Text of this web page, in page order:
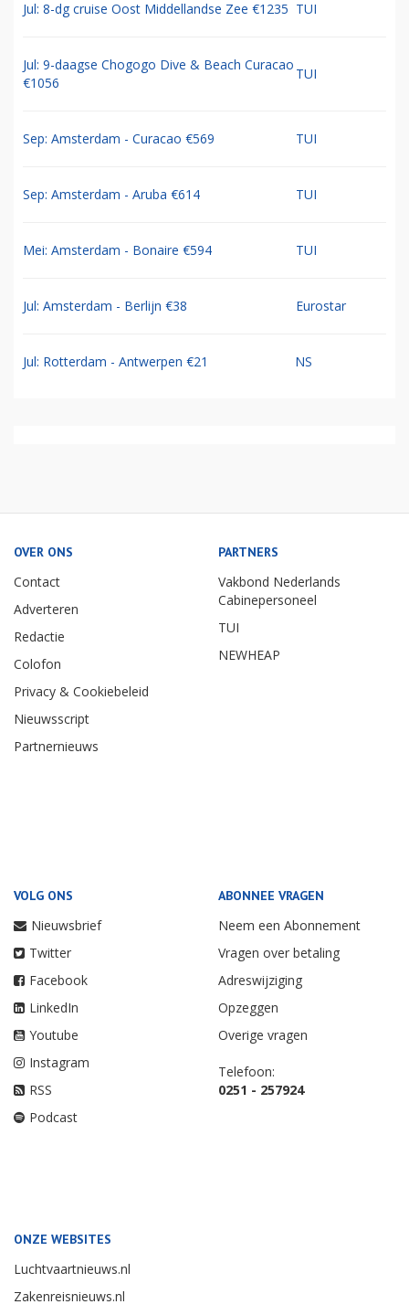
Jul: 8-dg cruise Oost Middellandse Zee €1235 TUI
Jul: 9-daagse Chogogo Dive & Beach Curacao
€1056
TUI
Sep: Amsterdam - Curacao €569 TUI
Sep: Amsterdam - Aruba €614 TUI
Mei: Amsterdam - Bonaire €594 TUI
Jul: Amsterdam - Berlijn €38 Eurostar
Jul: Rotterdam - Antwerpen €21 NS
OVER ONS
Contact
Adverteren
Redactie
Colofon
Privacy & Cookiebeleid
Nieuwsscript
Partnernieuws
PARTNERS
Vakbond Nederlands
Cabinepersoneel
TUI
NEWHEAP
VOLG ONS
Nieuwsbrief
Twitter
Facebook
LinkedIn
Youtube
Instagram
RSS
Podcast
ABONNEE VRAGEN
Neem een Abonnement
Vragen over betaling
Adreswijziging
Opzeggen
Overige vragen
Telefoon:
0251 - 257924
ONZE WEBSITES
Luchtvaartnieuws.nl
Zakenreisnieuws.nl